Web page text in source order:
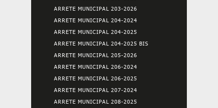
ARRETE MUNICIPAL 203-2026
ARRETE MUNICIPAL 204-2024
ARRETE MUNICIPAL 204-2025
ARRETE MUNICIPAL 204-2025 BIS
ARRETE MUNICIPAL 205-2026
ARRETE MUNICIPAL 206-2024
ARRETE MUNICIPAL 206-2025
ARRETE MUNICIPAL 207-2024
ARRETE MUNICIPAL 208-2025